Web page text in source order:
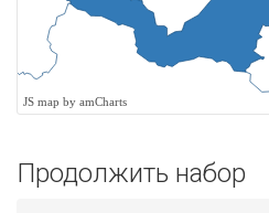
JS map by amCharts
Продолжить набор